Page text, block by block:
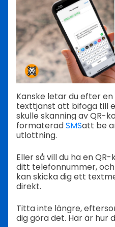
Kanske letar du efter
texttjänst att bifoga till
skulle skanning av QR-
formateradSMSatt be
utlottning.
Eller så vill du ha en
ditt telefonnummer,
kan skicka dig ett
direkt.
Titta inte längre,
dig göra det. Här är hur